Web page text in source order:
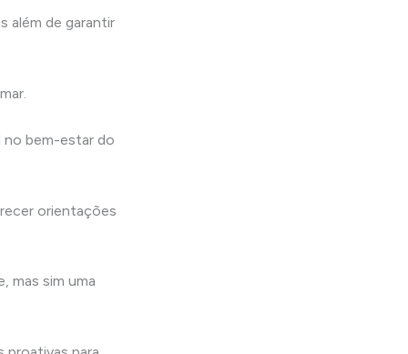
além de garantir
no bem-estar do
orientações
mas sim uma